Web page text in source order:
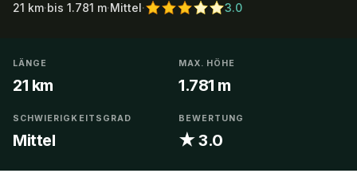
21 km·bis 1.781 m·Mittel· 3.0
LÄNGE
21 km
MAX. HÖHE
1.781 m
SCHWIERIGKEITSGRAD
Mittel
BEWERTUNG
★ 3.0